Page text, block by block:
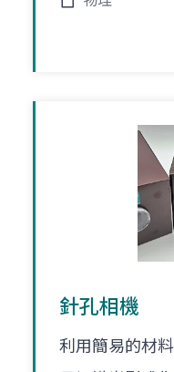
針孔相機
利用簡易的材